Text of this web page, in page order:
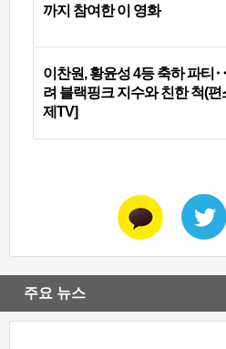
까지 참여한 이 영화
이찬원, 황윤성 4등 축하 파티
려 블랙핑크 지수와 친한 척(편
제TV]
주요 뉴스